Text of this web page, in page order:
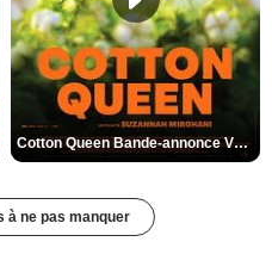
Cotton Queen Bande-annonce VO STFR
à ne pas manquer